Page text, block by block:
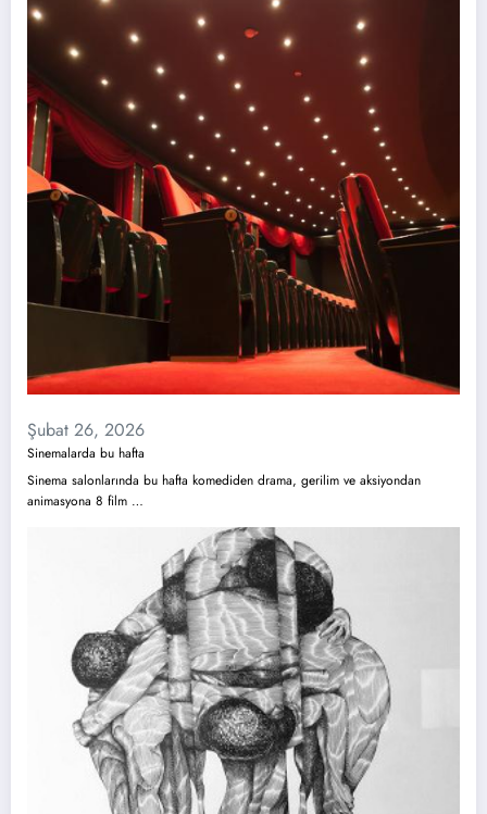
Şubat 26, 2026
Sinemalarda bu hafta
Sinema salonlarında bu hafta komediden drama, gerilim ve aksiyondan
animasyona 8 film …